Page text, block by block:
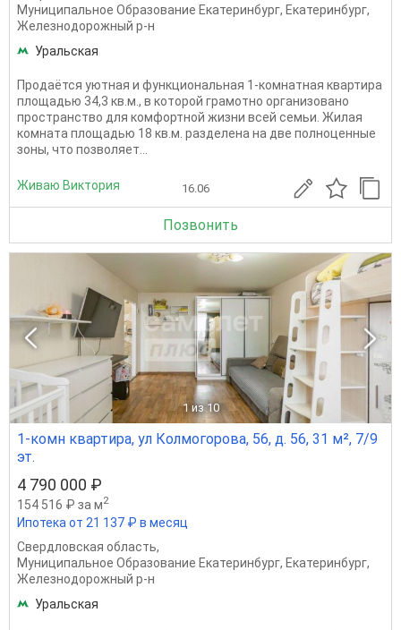
Муниципальное Образование Екатеринбург, Екатеринбург,
Железнодорожный р-н
Уральская
Продаётся уютная и функциональная 1-комнатная квартира
площадью 34,3 кв.м., в которой грамотно организовано
пространство для комфортной жизни всей семьи. Жилая
комната площадью 18 кв.м. разделена на две полноценные
зоны, что позволяет...
Живаю Виктория 16.06
Позвонить
1 из 10
1-комн квартира, ул Колмогорова, 56, д. 56, 31 м², 7/9
эт.
4 790 000 ₽
154 516 ₽ за м2
Ипотека от 21 137 ₽ в месяц
Свердловская область,
Муниципальное Образование Екатеринбург, Екатеринбург,
Железнодорожный р-н
Уральская